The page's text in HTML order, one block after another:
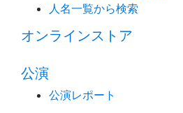
人名一覧から検索
オンラインストア
公演
公演レポート